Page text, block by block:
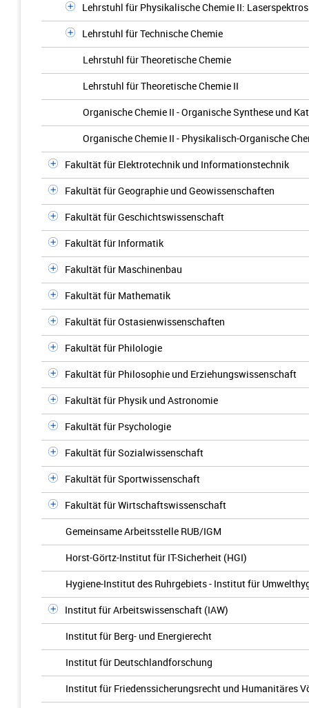
Lehrstuhl für Physikalische Chemie II:
Lehrstuhl für Technische Chemie
Lehrstuhl für Theoretische Chemie
Lehrstuhl für Theoretische Chemie II
Organische Chemie II - Organische Synthese und
Organische Chemie II - Physikalisch-Organische
Fakultät für Elektrotechnik und Informationstechnik
Fakultät für Geographie und Geowissenschaften
Fakultät für Geschichtswissenschaft
Fakultät für Informatik
Fakultät für Maschinenbau
Fakultät für Mathematik
Fakultät für Ostasienwissenschaften
Fakultät für Philologie
Fakultät für Philosophie und Erziehungswissenschaft
Fakultät für Physik und Astronomie
Fakultät für Psychologie
Fakultät für Sozialwissenschaft
Fakultät für Sportwissenschaft
Fakultät für Wirtschaftswissenschaft
Gemeinsame Arbeitsstelle RUB/IGM
Horst-Görtz-Institut für IT-Sicherheit (HGI)
Hygiene-Institut des Ruhrgebiets - Institut für
Institut für Arbeitswissenschaft (IAW)
Institut für Berg- und Energierecht
Institut für Deutschlandforschung
Institut für Friedenssicherungsrecht und Humanitäres